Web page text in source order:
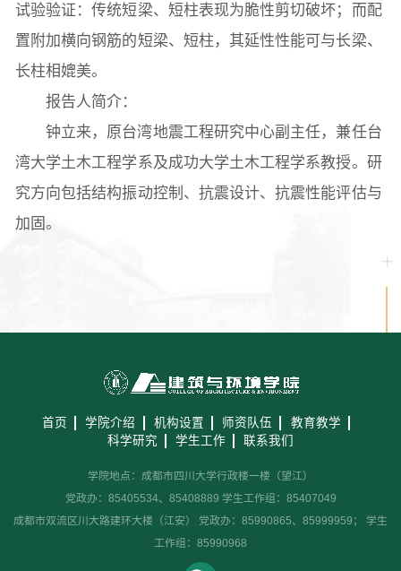
试验验证：传统短梁、短柱表现为脆性剪切破坏；而配
置附加横向钢筋的短梁、短柱，其延性性能可与长梁、
长柱相媲美。
报告人简介：
钟立来，原台湾地震工程研究中心副主任，兼任台
湾大学土木工程学系及成功大学土木工程学系教授。研
究方向包括结构振动控制、抗震设计、抗震性能评估与
加固。
首页 学院介绍 机构设置 师资队伍
教育教学
科学研究
学生工作 联系我们
学院地点：成都市四川大学行政楼一楼（望江）
党政办：85405534、85408889 学生工作组：85407049
成都市双流区川大路建环大楼（江安） 党政办：85990865、85999959； 学生
工作组：85990968